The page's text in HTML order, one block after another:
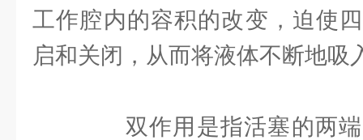
工作腔内的容积的改变，迫使
启和关闭，从而将液体不断地吸
双作用是指活塞的两端